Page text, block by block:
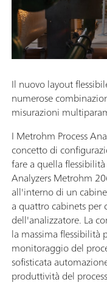
Il nuovo layout
numerose
misurazioni
I Metrohm Process
concetto di
fare a quella
Analyzers Metrohm
all'interno di un
a quattro cabinets
dell'analizzatore. La
la massima flessibilità
monitoraggio del
sofisticata
produttività del